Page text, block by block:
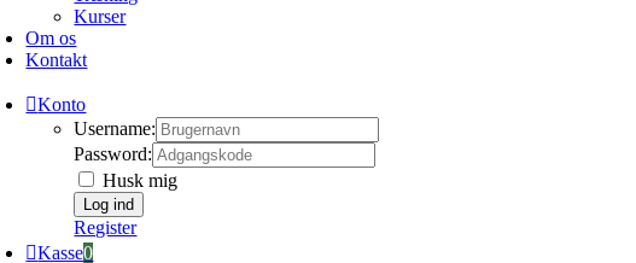
Kurser
Om os
Kontakt
Konto
Username:
Password:
Husk mig
Register
Kasse0